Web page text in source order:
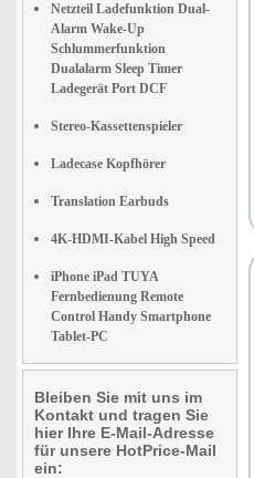
Netzteil Ladefunktion Dual-
Alarm Wake-Up
Schlummerfunktion
Dualalarm Sleep Timer
Ladegerät Port DCF
Stereo-Kassettenspieler
Ladecase Kopfhörer
Translation Earbuds
4K-HDMI-Kabel High Speed
iPhone iPad TUYA
Fernbedienung Remote
Control Handy Smartphone
Tablet-PC
Bleiben Sie mit uns im
Kontakt und tragen Sie
hier Ihre E-Mail-Adresse
für unsere HotPrice-Mail
ein: